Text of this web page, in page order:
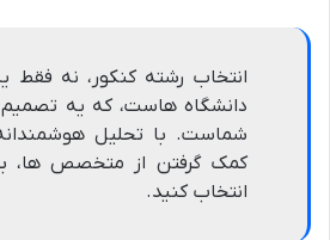
انتخاب رشته کنکور، نه فقط
دانشگاه هاست، که یه تصمیم
شماست. با تحلیل
کمک گرفتن از متخصص ها،
انتخاب کنید.